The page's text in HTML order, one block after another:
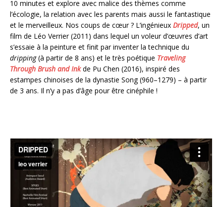
10 minutes et explore avec malice des thèmes comme
l’écologie, la relation avec les parents mais aussi le fantastique
et le merveilleux. Nos coups de cœur ? L’ingénieux Dripped, un
film de Léo Verrier (2011) dans lequel un voleur d’œuvres d’art
s’essaie à la peinture et finit par inventer la technique du
dripping(à partir de 8 ans) et le très poétique Traveling
Through Brush and Ink de Pu Chen (2016), inspiré des
estampes chinoises de la dynastie Song (960–1279) – à partir
de 3 ans. Il n’y a pas d’âge pour être cinéphile !